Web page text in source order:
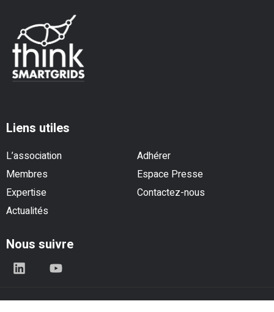
Liens utiles
L’association
Adhérer
Membres
Espace Presse
Expertise
Contactez-nous
Actualités
Nous suivre